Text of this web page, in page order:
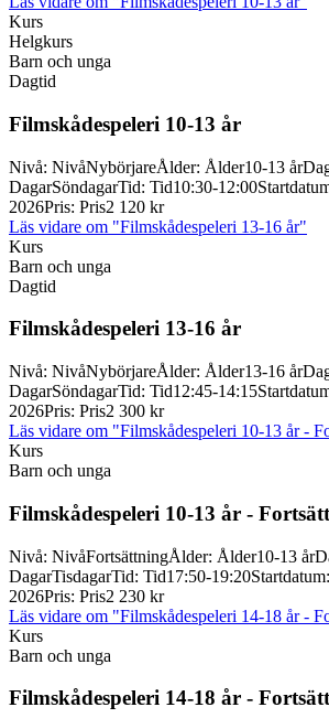
Kurs
Helgkurs
Barn och unga
Dagtid
Filmskådespeleri 10-13 år
Nivå: NivåNybörjareÅlder: Ålder10-13 år
DagarSöndagarTid: Tid10:30-12:00
2026Pris: Pris2 120 kr
Läs vidare om "Filmskådespeleri 13-16 år"
Kurs
Barn och unga
Dagtid
Filmskådespeleri 13-16 år
Nivå: NivåNybörjareÅlder: Ålder13-16 år
DagarSöndagarTid: Tid12:45-14:15
2026Pris: Pris2 300 kr
Läs vidare om "Filmskådespeleri 10-13 år -
Kurs
Barn och unga
Filmskådespeleri 10-13 år -
Nivå: NivåFortsättningÅlder: Ålder10-13 år
DagarTisdagarTid: Tid17:50-19:20Startdatum:
2026Pris: Pris2 230 kr
Läs vidare om "Filmskådespeleri 14-18 år -
Kurs
Barn och unga
Filmskådespeleri 14-18 år -